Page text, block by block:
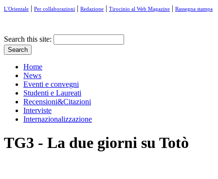
L'Orientale | Per collaborazioni | Redazione | Tirocinio al Web Magazine | Rassegna stampa
Search this site:
Home
News
Eventi e convegni
Studenti e Laureati
Recensioni&Citazioni
Interviste
Internazionalizzazione
TG3 - La due giorni su Totò